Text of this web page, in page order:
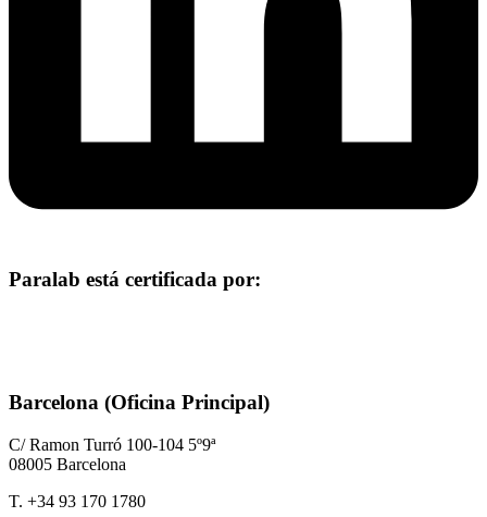
Paralab está certificada por:
Barcelona (Oficina Principal)
C/ Ramon Turró 100-104 5º9ª
08005 Barcelona
T. +34 93 170 1780